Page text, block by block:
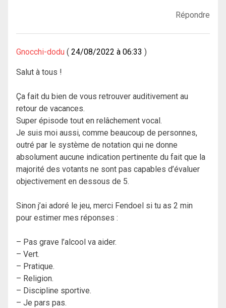
Répondre
Gnocchi-dodu 24/08/2022 à 06:33
Salut à tous !
Ça fait du bien de vous retrouver auditivement au
retour de vacances.
Super épisode tout en relâchement vocal.
Je suis moi aussi, comme beaucoup de personnes,
outré par le système de notation qui ne donne
absolument aucune indication pertinente du fait que la
majorité des votants ne sont pas capables d’évaluer
objectivement en dessous de 5.
Sinon j’ai adoré le jeu, merci Fendoel si tu as 2 min
pour estimer mes réponses :
– Pas grave l’alcool va aider.
– Vert.
– Pratique.
– Religion.
– Discipline sportive.
– Je pars pas.